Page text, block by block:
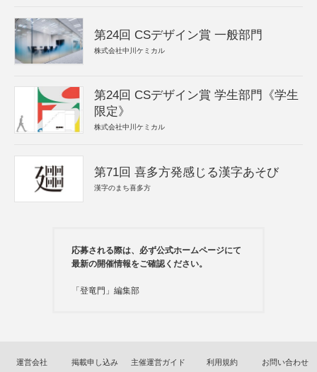
第24回 CSデザイン賞 一般部門
株式会社中川ケミカル
第24回 CSデザイン賞 学生部門《学生
限定》
株式会社中川ケミカル
第71回 喜多方発感じる漢字あそび
漢字のまち喜多方
応募される際は、必ず公式ホームページにて
最新の開催情報をご確認ください。
「登竜門」編集部
運営会社 掲載申し込み 主催運営ガイド 利用規約 お問い合わせ